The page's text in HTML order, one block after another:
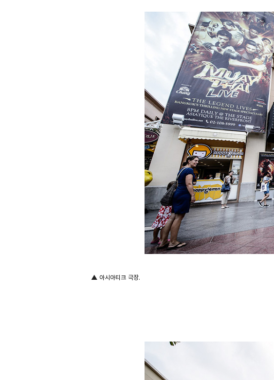
▲ 아시아티크 극장.